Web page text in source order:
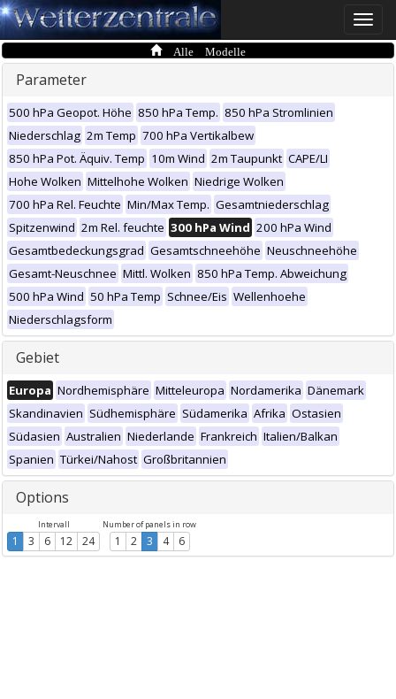
Toggle
Alle Modelle
Parameter
500 hPa Geopot. Höhe 850 hPa Temp. 850 hPa Stromlinien
Niederschlag 2m Temp 700 hPa Vertikalbew
850 hPa Pot. Äquiv. Temp 10m Wind 2m Taupunkt CAPE/LI
Hohe Wolken Mittelhohe Wolken Niedrige Wolken
700 hPa Rel. Feuchte Min/Max Temp. Gesamtniederschlag
Spitzenwind 2m Rel. feuchte 300 hPa Wind 200 hPa Wind
Gesamtbedeckungsgrad Gesamtschneehöhe Neuschneehöhe
Gesamt-Neuschnee Mittl. Wolken 850 hPa Temp. Abweichung
500 hPa Wind 50 hPa Temp Schnee/Eis Wellenhoehe
Niederschlagsform
Gebiet
Europa Nordhemisphäre Mitteleuropa Nordamerika Dänemark
Skandinavien Südhemisphäre Südamerika Afrika Ostasien
Südasien Australien Niederlande Frankreich Italien/Balkan
Spanien Türkei/Nahost Großbritannien
Options
Intervall
1 3 6 12 24
Number of panels in row
1 2 3 4 6